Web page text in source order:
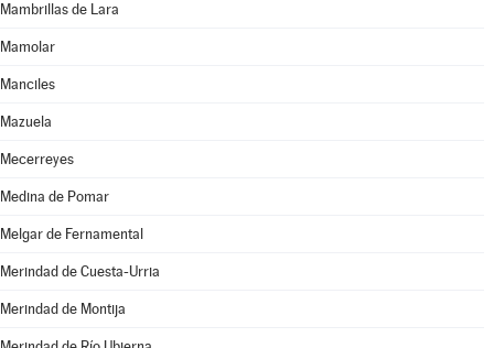
Mambrillas de Lara
Mamolar
Manciles
Mazuela
Mecerreyes
Medina de Pomar
Melgar de Fernamental
Merindad de Cuesta-Urria
Merindad de Montija